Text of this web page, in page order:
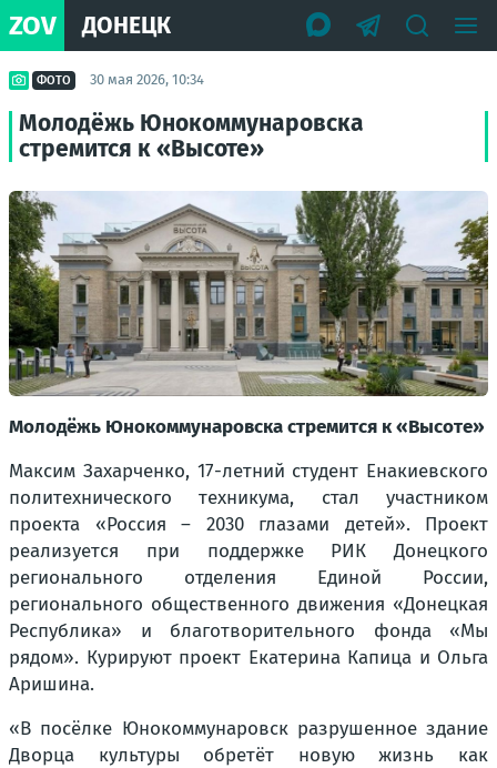
ZOV ДОНЕЦК
ФОТО 30 мая 2026, 10:34
Молодёжь Юнокоммунаровска
стремится к «Высоте»
Молодёжь Юнокоммунаровска стремится к «Высоте»
Максим Захарченко, 17-летний студент Енакиевского
политехнического техникума, стал участником
проекта «Россия – 2030 глазами детей». Проект
реализуется при поддержке РИК Донецкого
регионального отделения Единой России,
регионального общественного движения «Донецкая
Республика» и благотворительного фонда «Мы
рядом». Курируют проект Екатерина Капица и Ольга
Аришина.
«В посёлке Юнокоммунаровск разрушенное здание
Дворца культуры обретёт новую жизнь как